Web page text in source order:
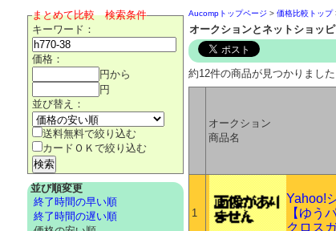
Aucompトップページ >価格比較トップ
オークションとネットショッ
約12件の商品が見つかりました
オークション
商品名
1
Yahoo!
【ゆう
クロス
まとめて比較 検索条件
キーワード：
価格：
円から
円
並び替え：
送料無料で絞り込む
カードＯＫで絞り込む
並び順変更
終了時間の早い順
終了時間の遅い順